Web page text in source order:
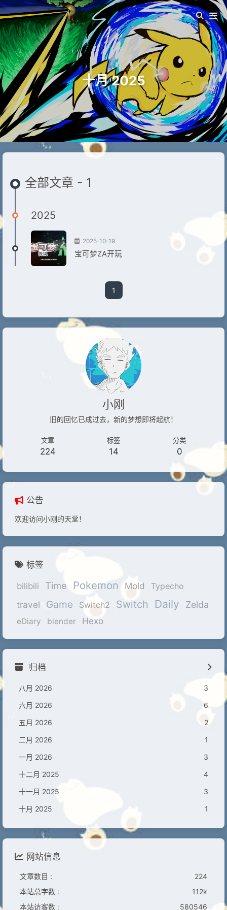
十月 2025
全部文章 - 1
2025
2025-10-19
宝可梦ZA开玩
1
小刚
旧的回忆已成过去，新的梦想即将起航！
文章
224
标签
14
分类
0
公告
欢迎访问小刚的天堂！
标签
bilibili Time Pokemon Mold Typecho
travel Game Switch2 Switch Daily Zelda
eDiary blender Hexo
归档
八月 2026
3
六月 2026
6
五月 2026
2
二月 2026
1
一月 2026
3
十二月 2025
4
十一月 2025
3
十月 2025
1
网站信息
文章数目 :
224
本站总字数 :
112k
本站访客数 :
580546